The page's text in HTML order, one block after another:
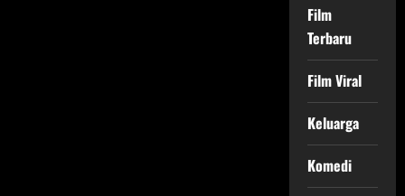
Film
Terbaru
Film Viral
Keluarga
Komedi